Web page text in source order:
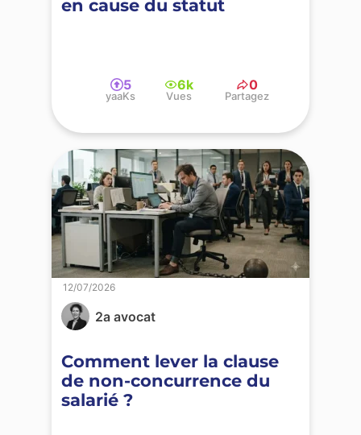
en cause du statut
5
yaaKs
6k
Vues
0
Partagez
2a avocat
Comment lever la clause
de non-concurrence du
salarié ?
12/07/2026